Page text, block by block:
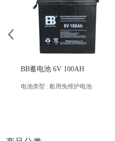
BB蓄电池 6V 100AH
电池类型 : 船用免维护电池